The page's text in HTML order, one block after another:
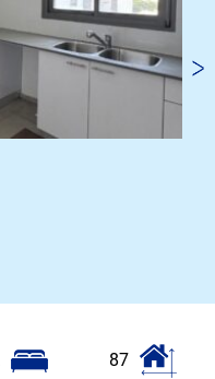
87